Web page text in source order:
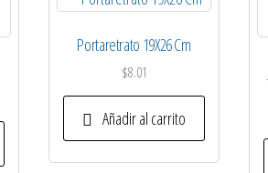
Portaretrato 19X26 Cm
$8.01
Añadir al carrito